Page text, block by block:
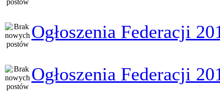
Ogłoszenia Federacji
Ogłoszenia Federacji